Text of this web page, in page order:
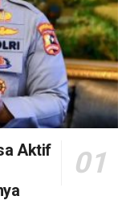
Aktif